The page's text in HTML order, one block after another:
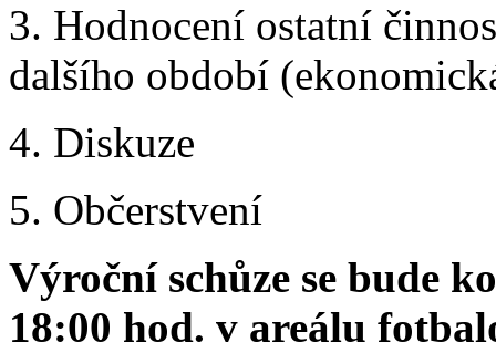
3. Hodnocení ostatní
dalšího období
4. Diskuze
5. Občerstvení
Výroční schůze se bude
18:00 hod. v areálu